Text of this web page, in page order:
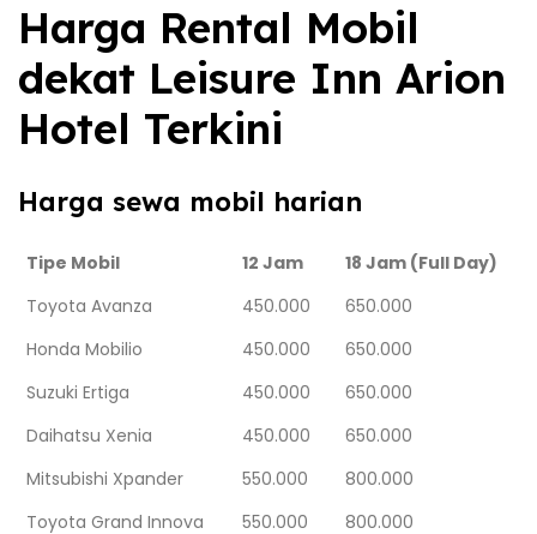
Harga Rental Mobil
dekat Leisure Inn Arion
Hotel Terkini
Harga sewa mobil harian
Tipe Mobil 12 Jam
18 Jam (Full Day)
Toyota Avanza
450.000
650.000
Honda Mobilio
450.000
650.000
Suzuki Ertiga
450.000
650.000
Daihatsu Xenia
450.000
650.000
Mitsubishi Xpander
550.000
800.000
Toyota Grand Innova
550.000
800.000